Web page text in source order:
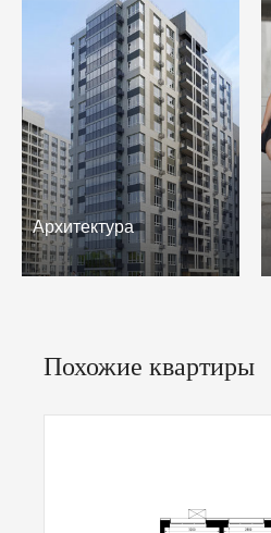
Архитектура
Похожие квартиры